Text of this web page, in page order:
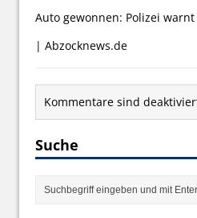
Auto gewonnen: Polizei
| Abzocknews.de
Kommentare sind
Suche